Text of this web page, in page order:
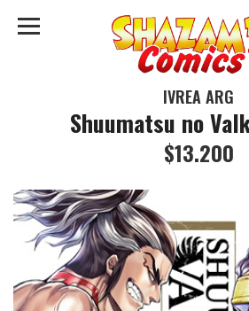
IVREA ARG
Shuumatsu no
$13.200